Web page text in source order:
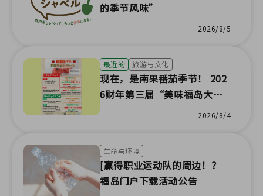
的季节风味”
2026/8/5
最近的 旅游与文化
现在，是南果番茄季节！ 202
6财年第三届“美味福岛大
2026/8/4
生命与环境
[赢得职业运动队的周边！？
福岛门户下载活动公告